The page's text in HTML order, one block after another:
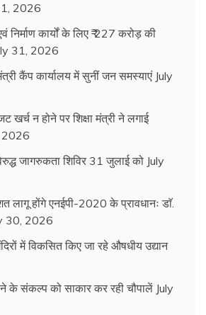
2026
निर्माण कार्यों के लिए ₹ 227 करोड़ की
31, 2026
कैंप कार्यालय में सुनीं जन समस्याएं July
खर्च न होने पर शिक्षा मंत्री ने लगाई
2026
जागरुकता शिविर 31 जुलाई को July
लागू होंगे एनईपी-2020 के प्रावधानः डाॅ.
30, 2026
में विकसित किए जा रहे औषधीय उद्यान
संकल्प को साकार कर रही चौपालें July